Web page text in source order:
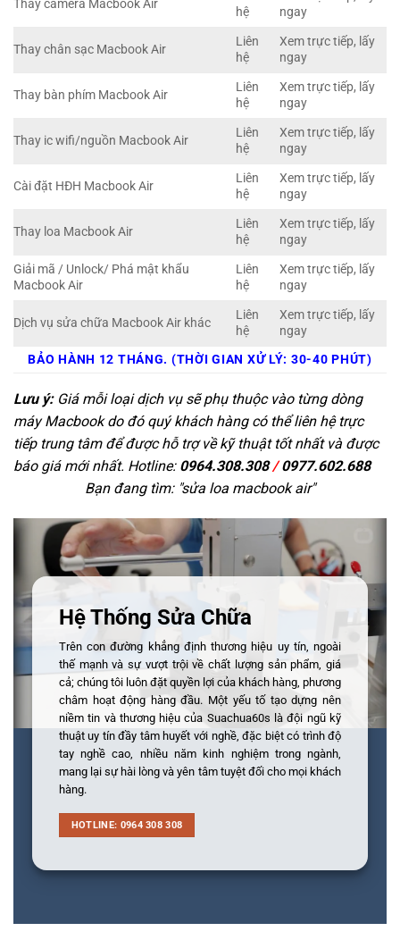
Thay camera Macbook Air
hệ
ngay
Thay chân sạc Macbook Air
Liên
hệ
Xem trực tiếp, lấy
ngay
Thay bàn phím Macbook Air
Liên
hệ
Xem trực tiếp, lấy
ngay
Thay ic wifi/nguồn Macbook Air
Liên
hệ
Xem trực tiếp, lấy
ngay
Cài đặt HĐH Macbook Air
Liên
hệ
Xem trực tiếp, lấy
ngay
Thay loa Macbook Air
Liên
hệ
Xem trực tiếp, lấy
ngay
Giải mã / Unlock/ Phá mật khẩu
Macbook Air
Liên
hệ
Xem trực tiếp, lấy
ngay
Dịch vụ sửa chữa Macbook Air khác
Liên
hệ
Xem trực tiếp, lấy
ngay
BẢO HÀNH 12 THÁNG. (THỜI GIAN XỬ LÝ: 30-40 PHÚT)
Lưu ý:Giá mỗi loại dịch vụ sẽ phụ thuộc vào từng dòng
máy Macbook do đó quý khách hàng có thể liên hệ trực
tiếp trung tâm để được hỗ trợ về kỹ thuật tốt nhất và được
báo giá mới nhất. Hotline: 0964.308.308/0977.602.688
Bạn đang tìm: "sửa loa macbook air"
Hệ Thống Sửa Chữa
Trên con đường khẳng định thương hiệu uy tín, ngoài
thế mạnh và sự vượt trội về chất lượng sản phẩm, giá
cả; chúng tôi luôn đặt quyền lợi của khách hàng, phương
châm hoạt động hàng đầu. Một yếu tố tạo dựng nên
niềm tin và thương hiệu của Suachua60s là đội ngũ kỹ
thuật uy tín đầy tâm huyết với nghề, đặc biệt có trình độ
tay nghề cao, nhiều năm kinh nghiệm trong ngành,
mang lại sự hài lòng và yên tâm tuyệt đối cho mọi khách
hàng.
HOTLINE: 0964 308 308